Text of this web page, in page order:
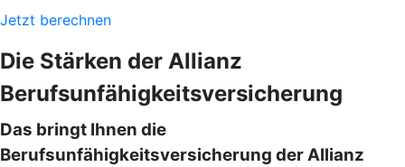
Jetzt berechnen
Die Stärken der Allianz
Berufsunfähigkeitsversicherung
Das bringt Ihnen die
Berufsunfähigkeitsversicherung der Allianz